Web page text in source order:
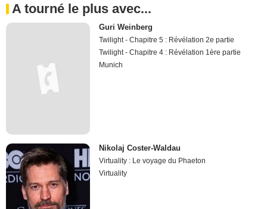
A tourné le plus avec...
Guri Weinberg
Twilight - Chapitre 5 : Révélation 2e partie
Twilight - Chapitre 4 : Révélation 1ère partie
Munich
Nikolaj Coster-Waldau
Virtuality : Le voyage du Phaeton
Virtuality